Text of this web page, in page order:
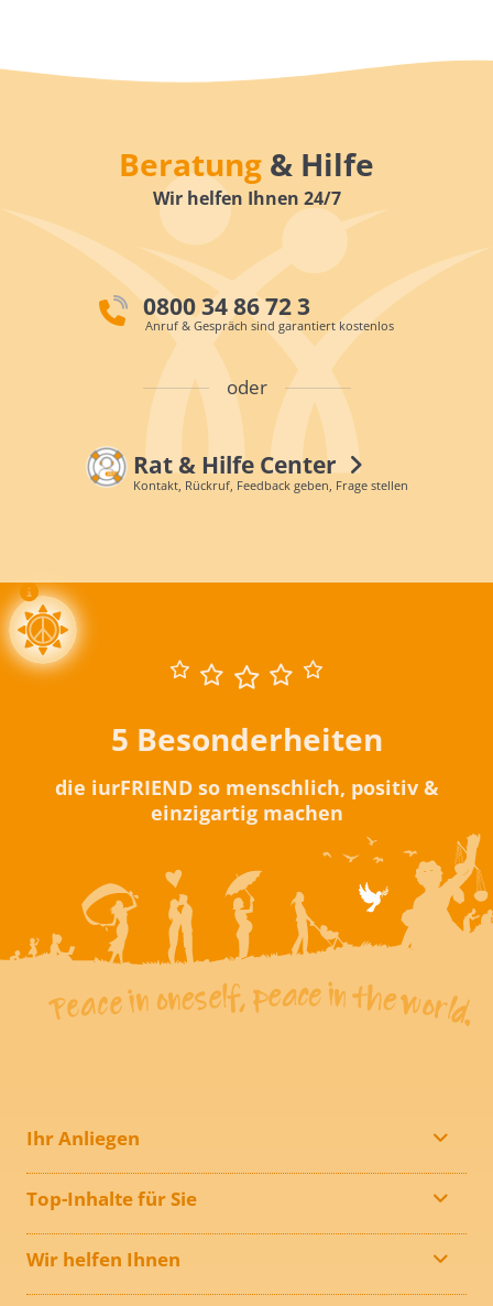
Beratung & Hilfe
Wir helfen Ihnen 24/7
0800 34 86 72 3
Anruf & Gespräch sind garantiert kostenlos
oder
Rat & Hilfe Center
Kontakt, Rückruf, Feedback geben, Frage stellen
5 Besonderheiten
die iurFRIEND so menschlich, positiv &
einzigartig machen
Ihr Anliegen
Top-Inhalte für Sie
Wir helfen Ihnen